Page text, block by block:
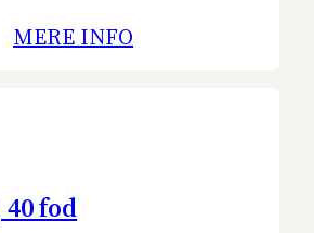
MERE INFO
fod